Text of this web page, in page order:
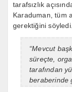
tarafsızlık
Karaduman, tüm
gerektiğini söyledi.
“Mevcut
süreçte,
tarafından
beraberinde